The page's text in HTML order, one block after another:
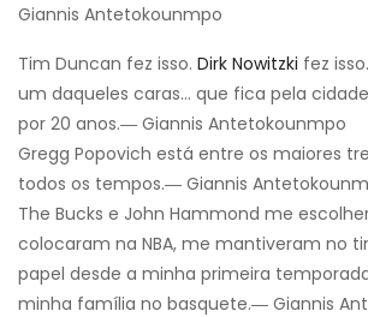
Giannis Antetokounmpo
Tim Duncan fez isso. Dirk Nowitzki fez
um daqueles caras… que fica pela
por 20 anos.― Giannis Antetokounmpo
Gregg Popovich está entre os maiores
todos os tempos.― Giannis
The Bucks e John Hammond me
colocaram na NBA, me mantiveram no
papel desde a minha primeira
minha família no basquete.― Giannis